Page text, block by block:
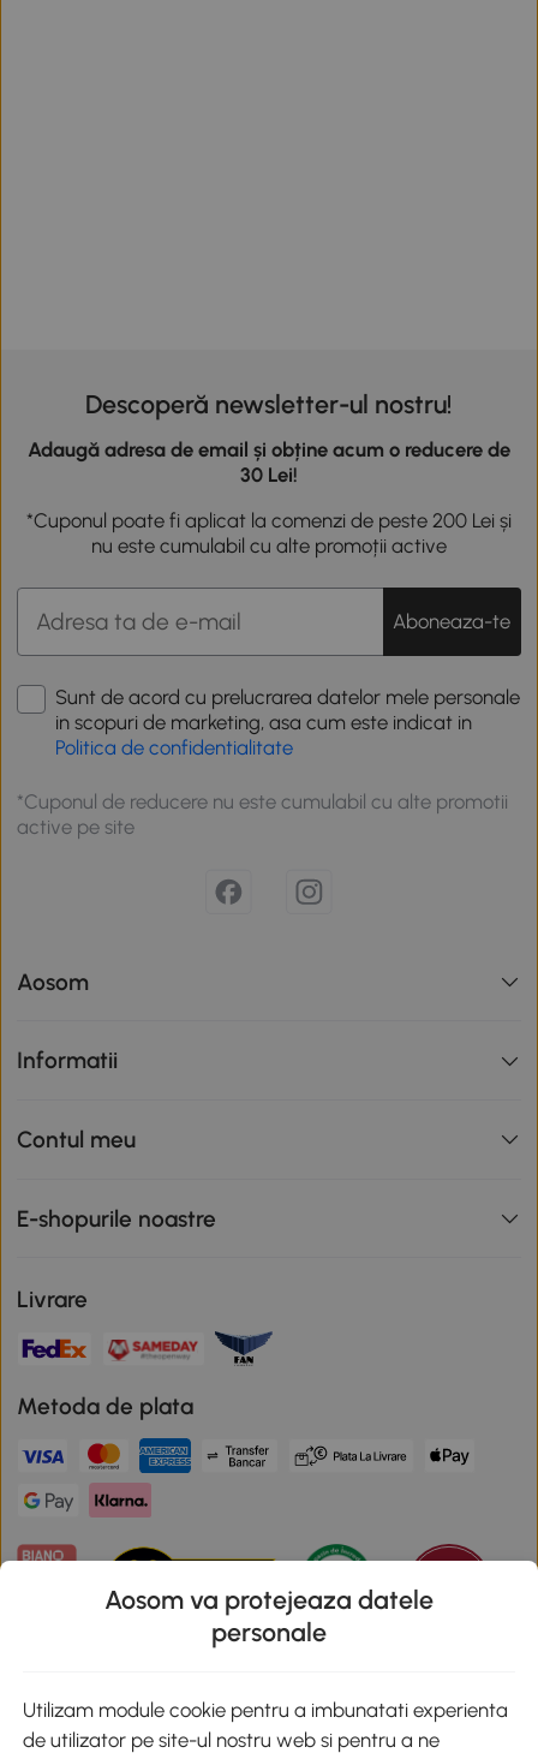
Descoperă newsletter-ul nostru!
Adaugă adresa de email și obține acum o reducere de
30 Lei!
*Cuponul poate fi aplicat la comenzi de peste 200 Lei și
nu este cumulabil cu alte promoții active
Aboneaza-te
Sunt de acord cu prelucrarea datelor mele personale
in scopuri de marketing, asa cum este indicat in
Politica de confidentialitate
*Cuponul de reducere nu este cumulabil cu alte promotii
active pe site
Aosom
Informatii
Contul meu
E-shopurile noastre
Livrare
Metoda de plata
Descarca aplicatia Aosom
Aosom va protejeaza datele
personale
Utilizam module cookie pentru a imbunatati experienta
de utilizator pe site-ul nostru web si pentru a ne